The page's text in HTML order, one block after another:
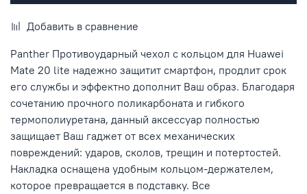
Добавить в сравнение
Panther Противоударный чехол с кольцом для Huawei
Mate 20 lite надежно защитит смартфон, продлит срок
его службы и эффектно дополнит Ваш образ. Благодаря
сочетанию прочного поликарбоната и гибкого
термополиуретана, данный аксессуар полностью
защищает Ваш гаджет от всех механических
повреждений: ударов, сколов, трещин и потертостей.
Накладка оснащена удобным кольцом-держателем,
которое превращается в подставку. Все